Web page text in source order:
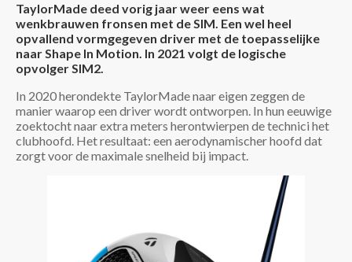
TaylorMade deed vorig jaar weer eens wat
wenkbrauwen fronsen met de SIM. Een wel heel
opvallend vormgegeven driver met de toepasselijke
naar Shape In Motion. In 2021 volgt de logische
opvolger SIM2.
In 2020 herondekte TaylorMade naar eigen zeggen de
manier waarop een driver wordt ontworpen. In hun eeuwige
zoektocht naar extra meters herontwierpen de technici het
clubhoofd. Het resultaat: een aerodynamischer hoofd dat
zorgt voor de maximale snelheid bij impact.